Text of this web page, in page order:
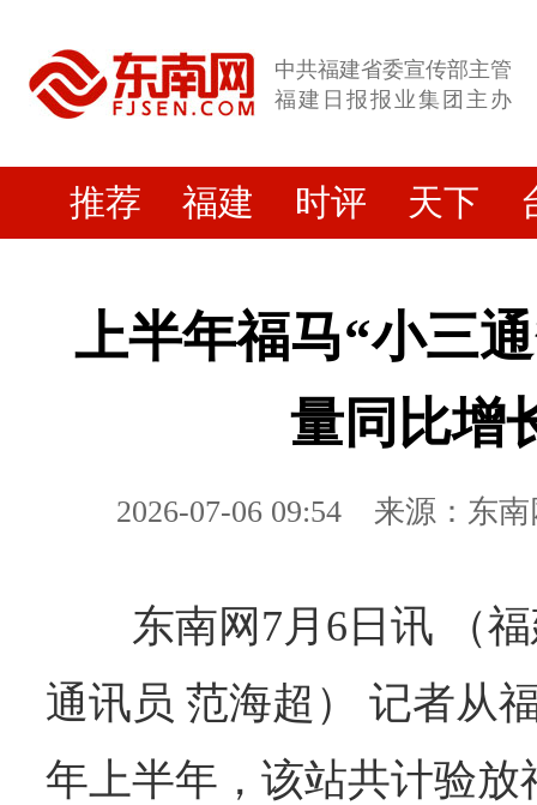
中共福建省委宣传部主管
福建日报报业集团主办
推荐 福建 时评 天下
上半年福马“小三
量同比增
2026-07-06 09:54 来源：东南
东南网7月6日讯 （
通讯员 范海超） 记者从
年上半年，该站共计验放